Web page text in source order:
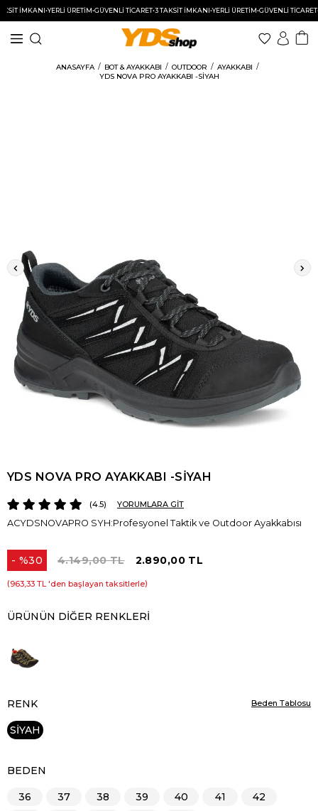
İMKANI•YERLİ ÜRETİM•GÜVENLİ TİCARET•3 TAKSİT İMKANI•YERLİ ÜRETİM•GÜVENLİ TİCARET•3
ANASAYFA BOT & AYAKKABI OUTDOOR
AYAKKABI
YDS NOVA PRO AYAKKABI -SİYAH
YDS NOVA PRO AYAKKABI -SİYAH
4.5 YORUMLARA GİT
ACYDSNOVAPRO SYH:Profesyonel Taktik ve Outdoor Ayakkabısı
%30
İndirim
4.149,00 TL 2.890,00 TL
963,33 TL 'den başlayan taksitlerle
ÜRÜNÜN DIĞER RENKLERI
RENK
SİYAH
BEDEN
36 37 38 39 40 41
42
Beden Tablosu